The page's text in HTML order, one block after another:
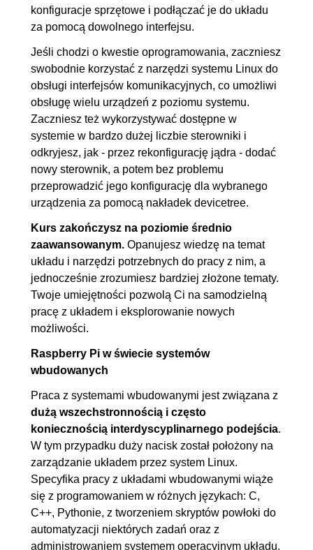
skonfigurowanie kamery
7.3. Sterowanie położeniem
kamery (serwomechanizmy)
00:08:15
7.4. Uruchomienie systemu
rozpoznawania twarzy
(klasyfikatory Haara, sieci
DNN)
00:15:24
7.5. Podsumowanie 00:00:22
8. Nauczmy RPI patrzeć bez
ograniczeń!
00:38:34
8.1. Wstęp
8.2. Podstawowe info o dronie,
podlaczeniu do RPI i
sterowaniu przez www
00:17:04
8.3. Sterowanie drona
wspierane przez analize SI
8.4. Podsumowanie rozdzialu i
kursu
konfiguracje sprzętowe i podłączać je do układu
za pomocą dowolnego interfejsu.
Jeśli chodzi o kwestie oprogramowania, zaczniesz
swobodnie korzystać z narzędzi systemu Linux do
obsługi interfejsów komunikacyjnych, co umożliwi
obsługę wielu urządzeń z poziomu systemu.
Zaczniesz też wykorzystywać dostępne w
systemie w bardzo dużej liczbie sterowniki i
odkryjesz, jak - przez rekonfigurację jądra - dodać
nowy sterownik, a potem bez problemu
przeprowadzić jego konfigurację dla wybranego
urządzenia za pomocą nakładek devicetree.
Kurs zakończysz na poziomie średnio
zaawansowanym. Opanujesz wiedzę na temat
układu i narzędzi potrzebnych do pracy z nim, a
jednocześnie zrozumiesz bardziej złożone tematy.
Twoje umiejętności pozwolą Ci na samodzielną
pracę z układem i eksplorowanie nowych
możliwości.
Raspberry Pi w świecie systemów
wbudowanych
Praca z systemami wbudowanymi jest związana z
dużą wszechstronnością i często
koniecznością interdyscyplinarnego podejścia.
W tym przypadku duży nacisk został położony na
zarządzanie układem przez system Linux.
Specyfika pracy z układami wbudowanymi wiąże
się z programowaniem w różnych językach: C,
C++, Pythonie, z tworzeniem skryptów powłoki do
automatyzacji niektórych zadań oraz z
administrowaniem systemem operacyjnym układu.